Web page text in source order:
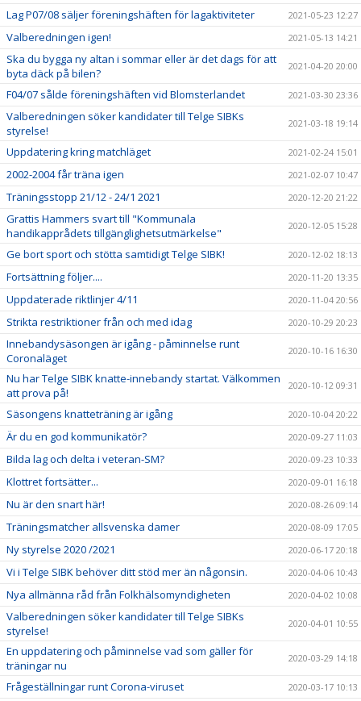
Lag P07/08 säljer föreningshäften för lagaktiviteter 2021-05-23 12:27
Valberedningen igen! 2021-05-13 14:21
Ska du bygga ny altan i sommar eller är det dags för att
byta däck på bilen?
2021-04-20 20:00
F04/07 sålde föreningshäften vid Blomsterlandet 2021-03-30 23:36
Valberedningen söker kandidater till Telge SIBKs
styrelse!
2021-03-18 19:14
Uppdatering kring matchläget 2021-02-24 15:01
2002-2004 får träna igen 2021-02-07 10:47
Träningsstopp 21/12 - 24/1 2021 2020-12-20 21:22
Grattis Hammers svart till "Kommunala
handikapprådets tillgänglighetsutmärkelse"
2020-12-05 15:28
Ge bort sport och stötta samtidigt Telge SIBK! 2020-12-02 18:13
Fortsättning följer.... 2020-11-20 13:35
Uppdaterade riktlinjer 4/11 2020-11-04 20:56
Strikta restriktioner från och med idag 2020-10-29 20:23
Innebandysäsongen är igång - påminnelse runt
Coronaläget
2020-10-16 16:30
Nu har Telge SIBK knatte-innebandy startat. Välkommen
att prova på!
2020-10-12 09:31
Säsongens knatteträning är igång 2020-10-04 20:22
Är du en god kommunikatör? 2020-09-27 11:03
Bilda lag och delta i veteran-SM? 2020-09-23 10:33
Klottret fortsätter... 2020-09-01 16:18
Nu är den snart här! 2020-08-26 09:14
Träningsmatcher allsvenska damer 2020-08-09 17:05
Ny styrelse 2020 /2021 2020-06-17 20:18
Vi i Telge SIBK behöver ditt stöd mer än någonsin. 2020-04-06 10:43
Nya allmänna råd från Folkhälsomyndigheten 2020-04-02 10:08
Valberedningen söker kandidater till Telge SIBKs
styrelse!
2020-04-01 10:55
En uppdatering och påminnelse vad som gäller för
träningar nu
2020-03-29 14:18
Frågeställningar runt Corona-viruset 2020-03-17 10:13